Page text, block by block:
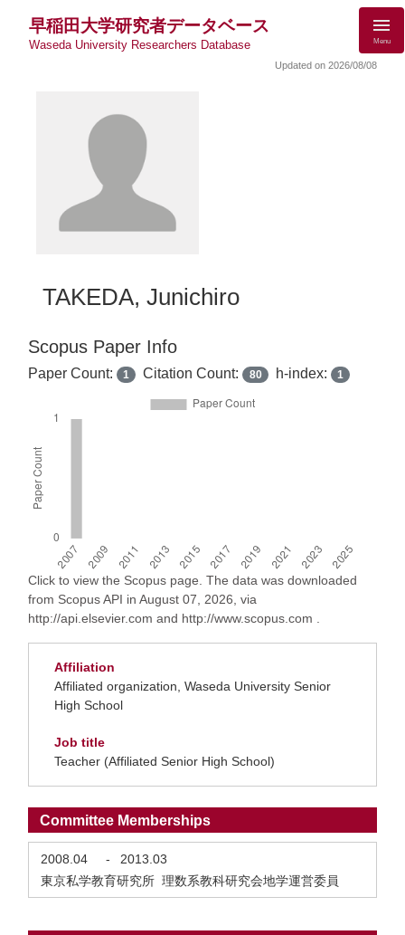
早稲田大学研究者データベース
Waseda University Researchers Database Menu
Updated on 2026/08/08
TAKEDA, Junichiro
Scopus Paper Info
Paper Count: 1 Citation Count: 80 h-index: 1
Click to view the Scopus page. The data was downloaded
from Scopus API in August 07, 2026, via
http://api.elsevier.com and http://www.scopus.com .
Affiliation
Affiliated organization, Waseda University Senior
High School
Job title
Teacher (Affiliated Senior High School)
Committee Memberships
2008.04 -
2013.03
東京私学教育研究所 理数系教科研究会地学運営委員